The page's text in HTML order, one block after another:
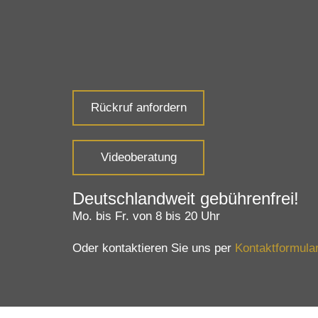
Rückruf anfordern
Videoberatung
Deutschlandweit gebührenfrei!
Mo. bis Fr. von 8 bis 20 Uhr
Oder kontaktieren Sie uns per Kontaktformular